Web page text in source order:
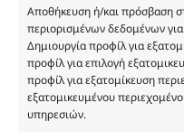
Αποθήκευση ή/και πρόσβαση
περιορισμένων δεδομένων
Δημιουργία προφίλ για
προφίλ για επιλογή
προφίλ για εξατομίκευση
εξατομικευμένου
υπηρεσιών.
Eau de parfum
Αγίου Κωνσταντίνου 76
Τ.Κ. 56224, Εύοσμος,
Τηλ. 2314 016010
ΑΦΜ 803285309